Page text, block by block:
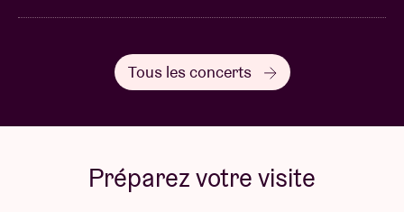
Tous les concerts
Préparez votre visite